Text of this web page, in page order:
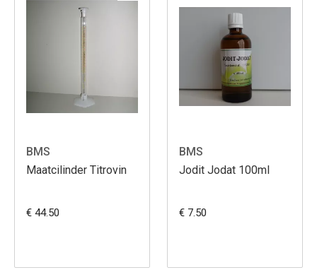
BMS
Maatcilinder Titrovin
€ 44.50
BMS
Jodit Jodat 100ml
€ 7.50